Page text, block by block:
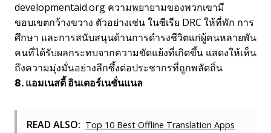
developmentaid.org ความพยายามของพวกเขามี
ขอบเขตกว้างขวาง ตัวอย่างเช่น ในซีเรีย DRC ให้ที่พัก การ
ศึกษา และการสนับสนุนด้านการดำรงชีวิตแก่ผู้คนหลายพัน
คนที่ได้รับผลกระทบจากความขัดแย้งที่เกิดขึ้น แสดงให้เห็น
ถึงความมุ่งมั่นอย่างลึกซึ้งต่อประชากรที่ถูกพลัดถิ่น
8. แอมเนสตี้ อินเตอร์เนชั่นแนล
READ ALSO: Top 10 Best Offline Translation Apps